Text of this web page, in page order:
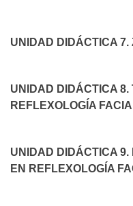
UNIDAD DIDÁCTICA
UNIDAD DIDÁCTICA 8.
REFLEXOLOGÍA
UNIDAD DIDÁCTICA 9.
EN REFLEXOLOGÍA